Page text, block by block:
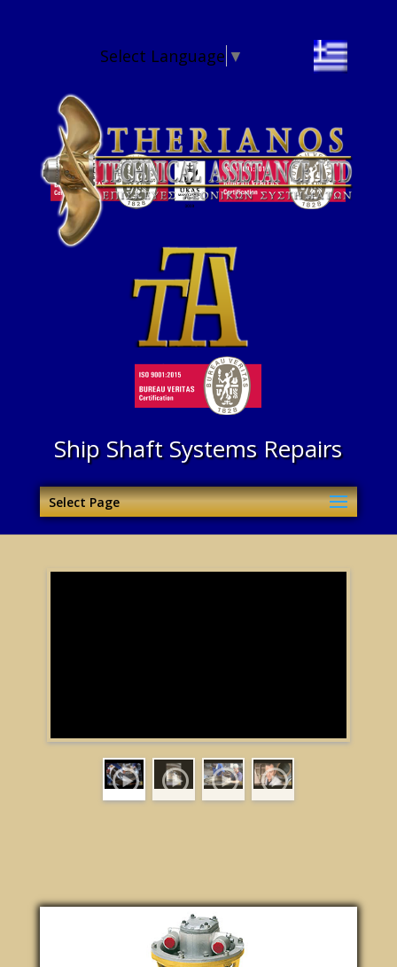
Select Language ▼
Ship Shaft Systems Repairs
Select Page